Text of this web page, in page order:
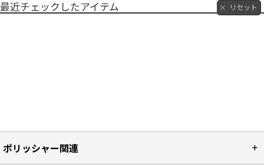
最近チェックしたアイテム リセット
ポリッシャー関連